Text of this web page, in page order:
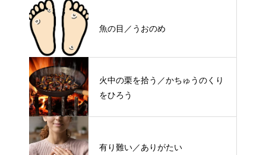
魚の目／うおのめ
火中の栗を拾う／かちゅうのくり
をひろう
有り難い／ありがたい